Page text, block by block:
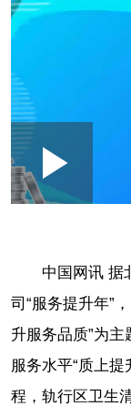
Play
Play
Loaded
中国网讯 据
司“服务提升年”
升服务品质”为
服务水平“质上
程，轨行区卫生